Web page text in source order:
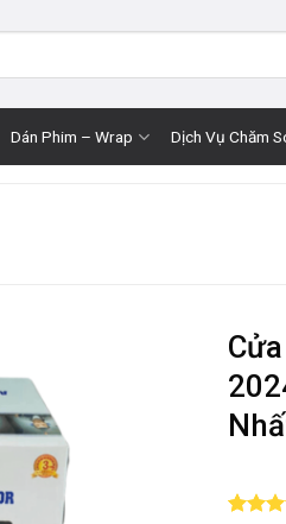
Dán Phim – Wrap Dịch Vụ Chăm